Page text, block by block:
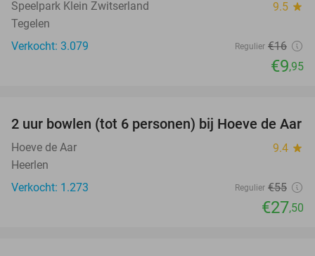
Speelpark Klein Zwitserland 9.5 star
Tegelen
Verkocht: 3.079
Regulier €16
€9,95
50%
2 uur bowlen (tot 6 personen) bij Hoeve de Aar
Hoeve de Aar 9.4 star
Heerlen
Verkocht: 1.273
Regulier €55
€27,50